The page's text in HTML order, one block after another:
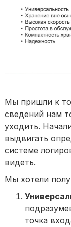
Мы пришли к
сведений нам
уходить.
выдвигать
системе
видеть.
Мы хотели
точка